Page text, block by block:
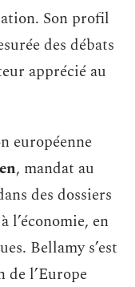
Son profil
des débats
apprécié au
européenne
, mandat au
des dossiers
l’économie, en
Bellamy s’est
de l’Europe